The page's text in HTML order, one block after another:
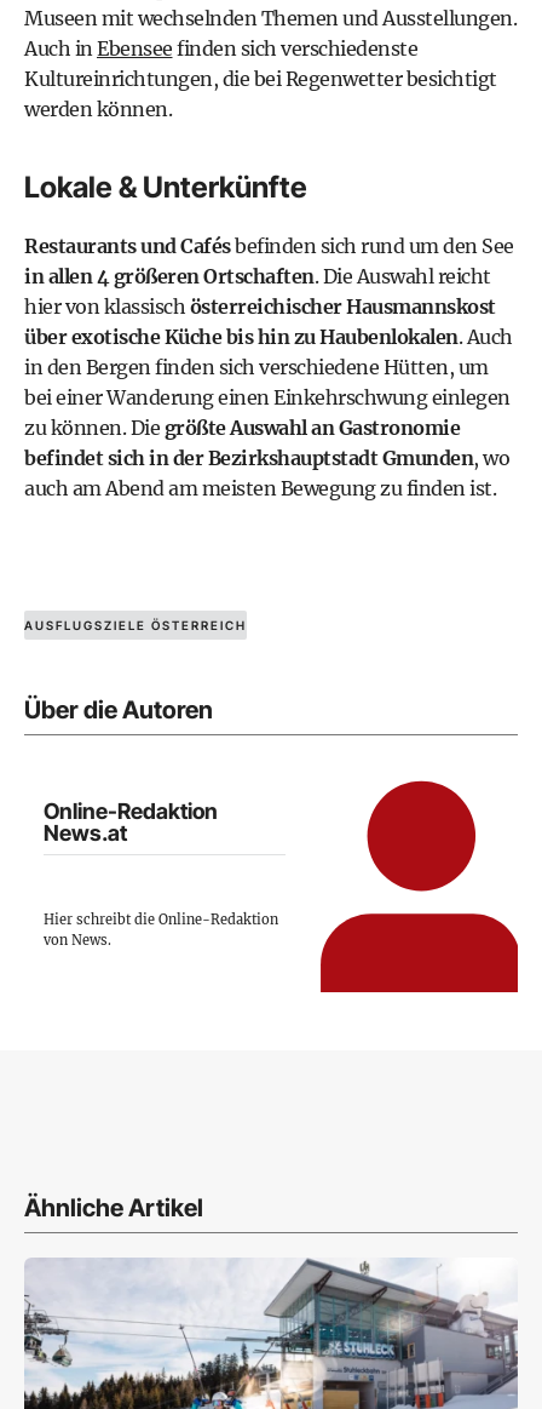
Museen mit wechselnden Themen und Ausstellungen.
Auch inEbensee finden sich verschiedenste
Kultureinrichtungen, die bei Regenwetter besichtigt
werden können.
Lokale & Unterkünfte
Restaurants und Cafésbefinden sich rund um den See
in allen 4 größeren Ortschaften. Die Auswahl reicht
hier von klassisch österreichischer Hausmannskost
über exotische Küche bis hin zu Haubenlokalen. Auch
in den Bergen finden sich verschiedene Hütten, um
bei einer Wanderung einen Einkehrschwung einlegen
zu können. Die größte Auswahl an Gastronomie
befindet sich in der Bezirkshauptstadt Gmunden, wo
auch am Abend am meisten Bewegung zu finden ist.
AUSFLUGSZIELE ÖSTERREICH
Über die Autoren
Online-Redaktion
News.at
Hier schreibt die Online-Redaktion
von News.
Ähnliche Artikel